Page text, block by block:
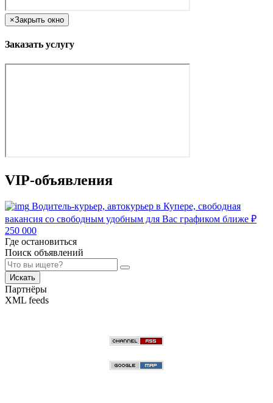
×Закрыть окно
Заказать услугу
VIP-объявления
Водитель-курьер, автокурьер в Купере, свободная
вакансия со свободным удобным для Вас графиком ближе ₽
250 000
Где остановиться
Поиск объявлений
Искать
Партнёры
XML feeds